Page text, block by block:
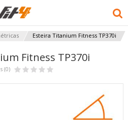
Esteira Titanium Fitness TP370i
Fitness TP370i
(0)